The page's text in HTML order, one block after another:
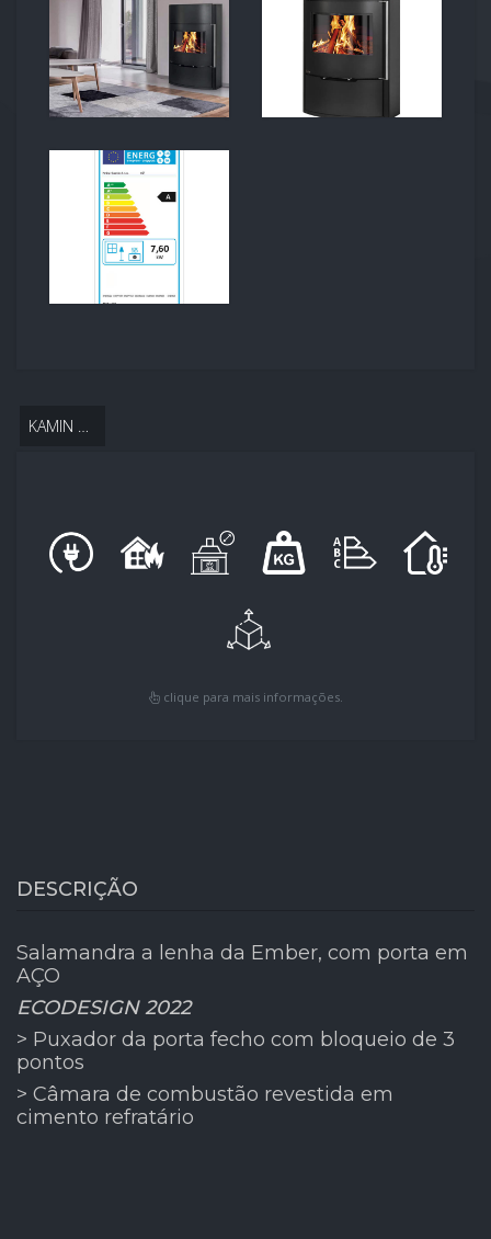
KAMIN O2
clique para mais informações.
DESCRIÇÃO
Salamandra a lenha da Ember, com porta em
AÇO
ECODESIGN 2022
> Puxador da porta fecho com bloqueio de 3
pontos
> Câmara de combustão revestida em
cimento refratário